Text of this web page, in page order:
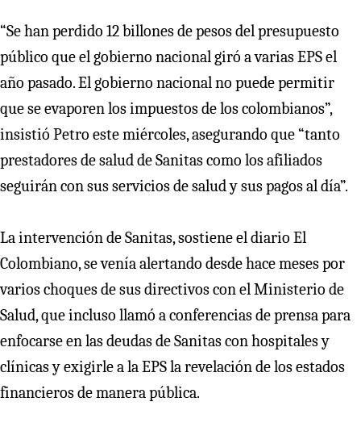
“Se han perdido 12 billones de pesos del presupuesto
público que el gobierno nacional giró a varias EPS el
año pasado. El gobierno nacional no puede permitir
que se evaporen los impuestos de los colombianos”,
insistió Petro este miércoles, asegurando que “tanto
prestadores de salud de Sanitas como los afiliados
seguirán con sus servicios de salud y sus pagos al día”.
La intervención de Sanitas, sostiene el diario El
Colombiano, se venía alertando desde hace meses por
varios choques de sus directivos con el Ministerio de
Salud, que incluso llamó a conferencias de prensa para
enfocarse en las deudas de Sanitas con hospitales y
clínicas y exigirle a la EPS la revelación de los estados
financieros de manera pública.